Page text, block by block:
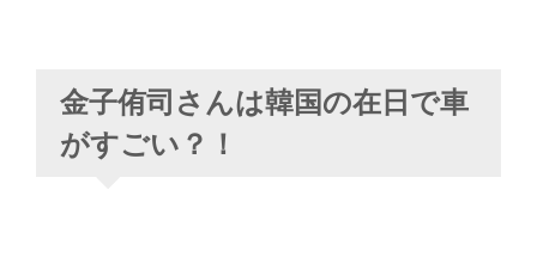
金子侑司さんは韓国の在日で車
がすごい？！